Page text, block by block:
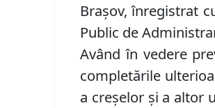
Braşov, înregistrat
Public de
Având în vedere
completările
a creşelor şi a altor